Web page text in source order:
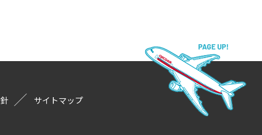
サイトマップ